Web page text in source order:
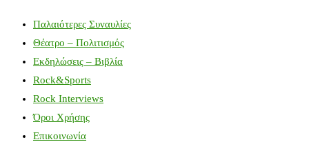
Παλαιότερες Συναυλίες
Θέατρο – Πολιτισμός
Εκδηλώσεις – Βιβλία
Rock&Sports
Rock Interviews
Όροι Χρήσης
Επικοινωνία